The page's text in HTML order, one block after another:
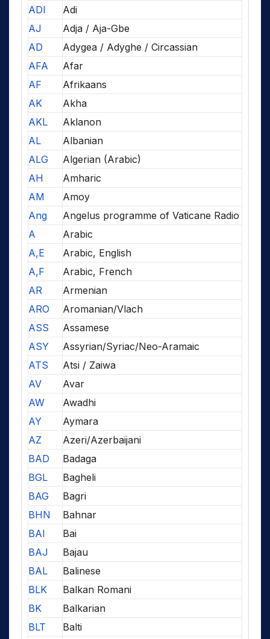
ADI
Adi
AJ
Adja / Aja-Gbe
AD
Adygea / Adyghe / Circassian
AFA
Afar
AF
Afrikaans
AK
Akha
AKL
Aklanon
AL
Albanian
ALG
Algerian (Arabic)
AH
Amharic
AM
Amoy
Ang
Angelus programme of Vaticane Radio
A
Arabic
A,E
Arabic, English
A,F
Arabic, French
AR
Armenian
ARO
Aromanian/Vlach
ASS
Assamese
ASY
Assyrian/Syriac/Neo-Aramaic
ATS
Atsi / Zaiwa
AV
Avar
AW
Awadhi
AY
Aymara
AZ
Azeri/Azerbaijani
BAD
Badaga
BGL
Bagheli
BAG
Bagri
BHN
Bahnar
BAI
Bai
BAJ
Bajau
BAL
Balinese
BLK
Balkan Romani
BK
Balkarian
BLT
Balti